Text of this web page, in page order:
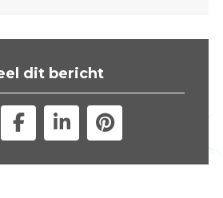
dit bericht